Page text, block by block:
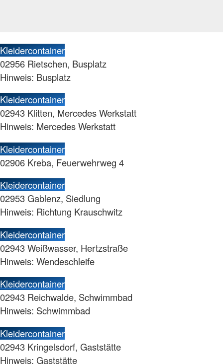
Kleidercontainer
02956 Rietschen, Busplatz
Hinweis: Busplatz
Kleidercontainer
02943 Klitten, Mercedes Werkstatt
Hinweis: Mercedes Werkstatt
Kleidercontainer
02906 Kreba, Feuerwehrweg 4
Kleidercontainer
02953 Gablenz, Siedlung
Hinweis: Richtung Krauschwitz
Kleidercontainer
02943 Weißwasser, Hertzstraße
Hinweis: Wendeschleife
Kleidercontainer
02943 Reichwalde, Schwimmbad
Hinweis: Schwimmbad
Kleidercontainer
02943 Kringelsdorf, Gaststätte
Hinweis: Gaststätte